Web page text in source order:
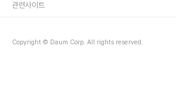
Copyright © Daum Corp. All rights reserved.
관련사이트